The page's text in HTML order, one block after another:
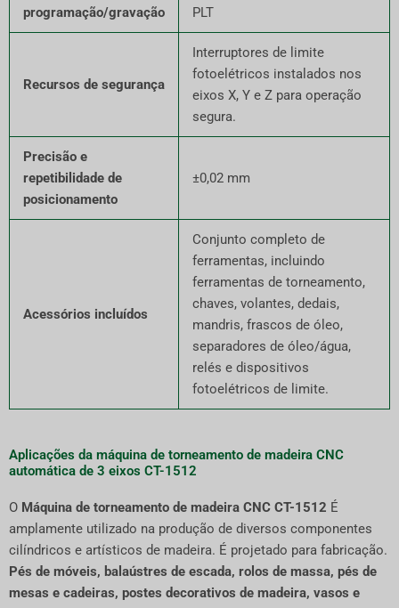
programação/gravação
PLT
Recursos de segurança
Interruptores de limite
fotoelétricos instalados nos
eixos X, Y e Z para operação
segura.
Precisão e
repetibilidade de
posicionamento
±0,02 mm
Acessórios incluídos
Conjunto completo de
ferramentas, incluindo
ferramentas de torneamento,
chaves, volantes, dedais,
mandris, frascos de óleo,
separadores de óleo/água,
relés e dispositivos
fotoelétricos de limite.
Aplicações da máquina de torneamento de madeira CNC
automática de 3 eixos CT-1512
O Máquina de torneamento de madeira CNC CT-1512 É
amplamente utilizado na produção de diversos componentes
cilíndricos e artísticos de madeira. É projetado para fabricação.
Pés de móveis, balaústres de escada, rolos de massa, pés de
mesas e cadeiras, postes decorativos de madeira, vasos e